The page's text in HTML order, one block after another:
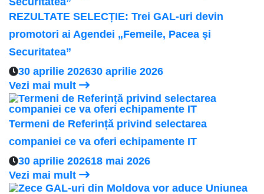
REZULTATE SELECȚIE: Trei GAL-uri devin
promotori ai Agendei „Femeile, Pacea și
Securitatea”
30 aprilie 202630 aprilie 2026
Vezi mai mult
Termeni de Referință privind selectarea
companiei ce va oferi echipamente IT
30 aprilie 202618 mai 2026
Vezi mai mult